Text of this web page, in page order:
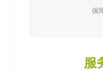
保
服